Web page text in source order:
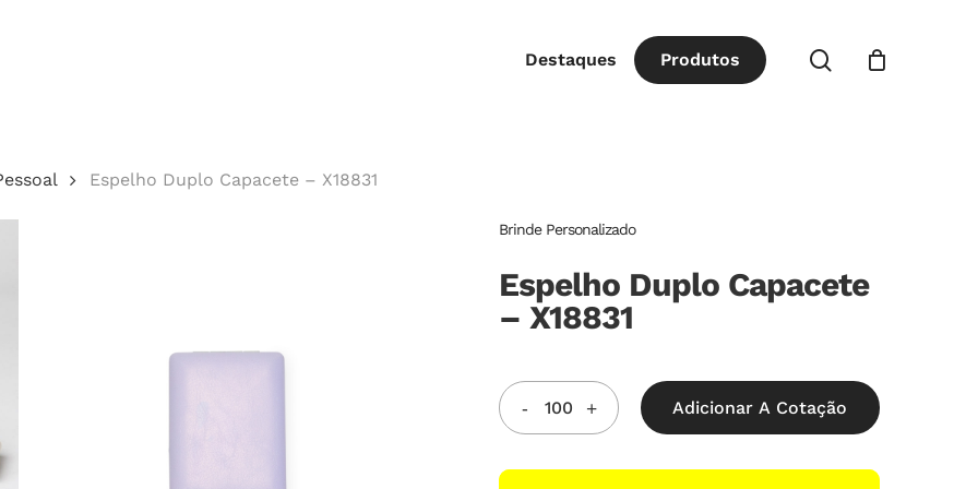
Destaques Produtos procurar
Espelho Duplo Capacete – X18831
Brinde Personalizado
Espelho Duplo Capacete
– X18831
Adicionar A Cotação